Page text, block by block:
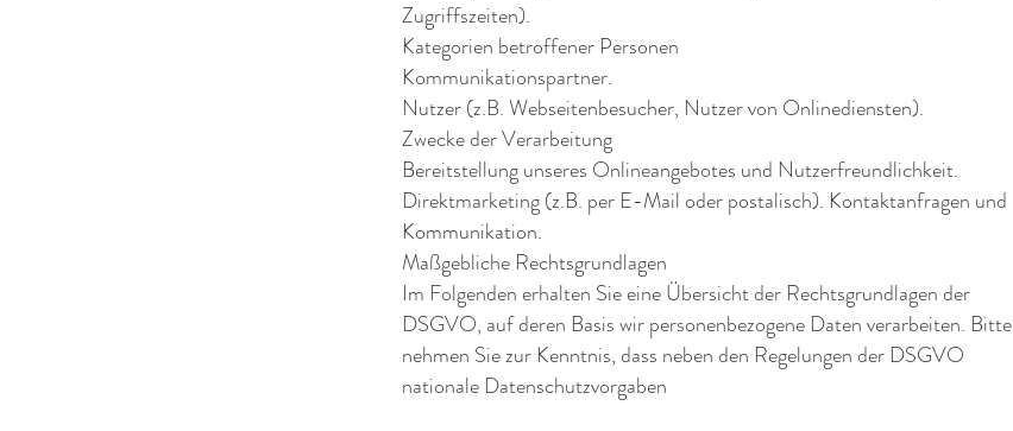
Zugriffszeiten).
Kategorien betroffener Personen
Kommunikationspartner.
Nutzer (z.B. Webseitenbesucher, Nutzer von Onlinediensten).
Zwecke der Verarbeitung
Bereitstellung unseres Onlineangebotes und Nutzerfreundlichkeit.
Direktmarketing (z.B. per E-Mail oder postalisch). Kontaktanfragen und
Kommunikation.
Maßgebliche Rechtsgrundlagen
Im Folgenden erhalten Sie eine Übersicht der Rechtsgrundlagen der
DSGVO, auf deren Basis wir personenbezogene Daten verarbeiten. Bitte
nehmen Sie zur Kenntnis, dass neben den Regelungen der DSGVO
nationale Datenschutzvorgaben